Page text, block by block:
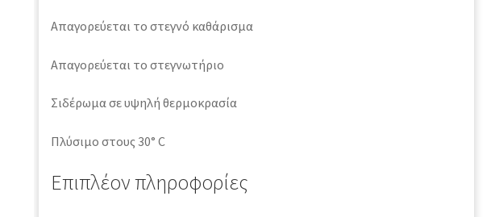
Απαγορεύεται το στεγνό καθάρισμα
Απαγορεύεται το στεγνωτήριο
Σιδέρωμα σε υψηλή θερμοκρασία
Πλύσιμο στους 30° C
Επιπλέον πληροφορίες